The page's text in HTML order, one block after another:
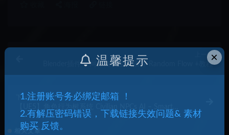
上一篇
Blender插件 – 网格随机生成插件 Random Flow +教程
下一篇
Crowd & Behavior System for UE5
相关文章
×
温馨提示
1.注册账号务必绑定邮箱 ！
2.有解压密码错误，下载链接失效问题& 素材
购买 反馈。